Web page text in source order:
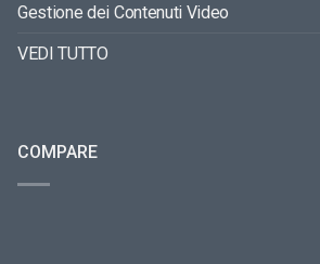
Gestione dei Contenuti Video
VEDI TUTTO
COMPARE